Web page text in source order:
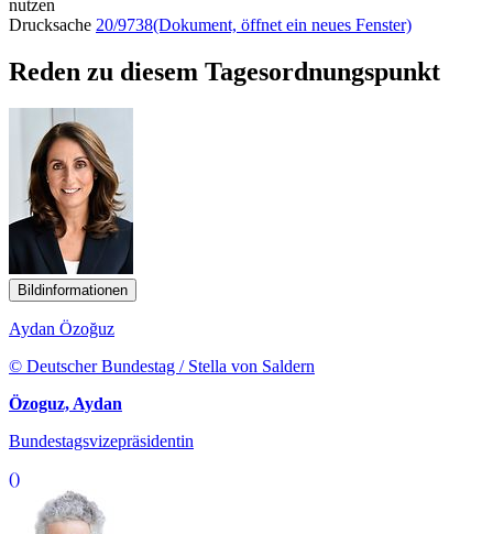
nutzen
Drucksache 20/9738(Dokument, öffnet ein neues Fenster)
Reden zu diesem Tagesordnungspunkt
Bildinformationen
Aydan Özoğuz
© Deutscher Bundestag / Stella von Saldern
Özoguz, Aydan
Bundestagsvizepräsidentin
()